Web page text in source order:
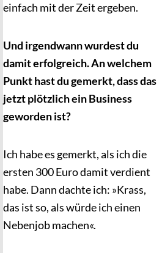
einfach mit der Zeit ergeben.
Und irgendwann wurdest du
damit erfolgreich. An welchem
Punkt hast du gemerkt, dass das
jetzt plötzlich ein Business
geworden ist?
Ich habe es gemerkt, als ich die
ersten 300 Euro damit verdient
habe. Dann dachte ich: »Krass,
das ist so, als würde ich einen
Nebenjob machen«.